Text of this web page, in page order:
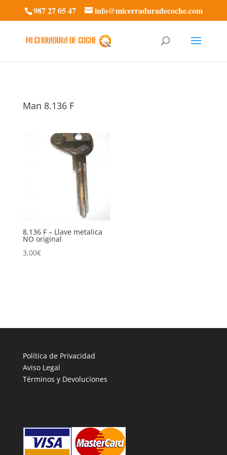
987 27 05 47 info@micerraduradecoche.com
Man 8.136 F
8.136 F – Llave metalica
NO original
3,00€
Política de Privacidad
Aviso Legal
Términos y Devoluciones